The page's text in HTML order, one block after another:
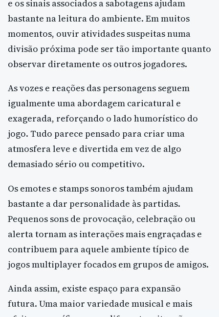
e os sinais associados a sabotagens ajudam
bastante na leitura do ambiente. Em muitos
momentos, ouvir atividades suspeitas numa
divisão próxima pode ser tão importante quanto
observar diretamente os outros jogadores.
As vozes e reações das personagens seguem
igualmente uma abordagem caricatural e
exagerada, reforçando o lado humorístico do
jogo. Tudo parece pensado para criar uma
atmosfera leve e divertida em vez de algo
demasiado sério ou competitivo.
Os emotes e stamps sonoros também ajudam
bastante a dar personalidade às partidas.
Pequenos sons de provocação, celebração ou
alerta tornam as interações mais engraçadas e
contribuem para aquele ambiente típico de
jogos multiplayer focados em grupos de amigos.
Ainda assim, existe espaço para expansão
futura. Uma maior variedade musical e mais